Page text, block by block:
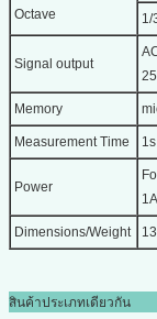
Octave
1/
Signal output
Memory
Measurement Time
Power
1A
Dimensions/Weight
สินค้าประเภทเดียวกัน